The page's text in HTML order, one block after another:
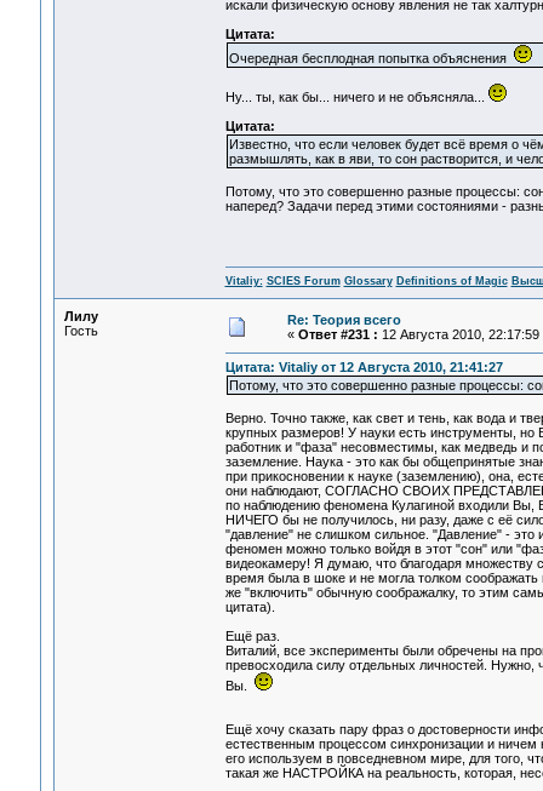
искали физическую основу явления не так
Цитата:
Очередная бесплодная попытка объяснения
Ну... ты, как бы... ничего и не объясняла...
Цитата:
Известно, что если человек будет всё время о
размышлять, как в яви, то сон растворится, и
Потому, что это совершенно разные процессы:
наперед? Задачи перед этими состояниями -
Vitaliy: SCIES Forum Glossary Definitions of Magic
Лилу
Гость
Re: Теория всего
« Ответ #231 : 12 Августа 2010, 22:17:59
Цитата: Vitaliy от 12 Августа 2010, 21:41:27
Потому, что это совершенно разные процессы:
Верно. Точно также, как свет и тень, как вода и
крупных размеров! У науки есть инструменты,
работник и "фаза" несовместимы, как медведь и
заземление. Наука - это как бы общепринятые
при прикосновении к науке (заземлению), она,
они наблюдают, СОГЛАСНО СВОИХ
по наблюдению феномена Кулагиной входили Вы,
НИЧЕГО бы не получилось, ни разу, даже с её
"давление" не слишком сильное. "Давление" - это
феномен можно только войдя в этот "сон" или
видеокамеру! Я думаю, что благодаря
время была в шоке и не могла толком
же "включить" обычную соображалку, то этим
цитата).
Ещё раз.
Виталий, все эксперименты были обречены на
превосходила силу отдельных личностей.
Вы.
Ещё хочу сказать пару фраз о достоверности
естественным процессом синхронизации и ничем
его используем в повседневном мире, для того,
такая же НАСТРОЙКА на реальность, которая,